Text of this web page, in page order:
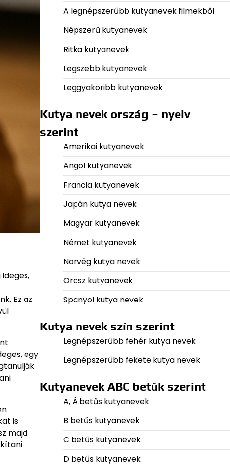
Ez az
egy
is
majd
A legnépszerűbb kutyanevek filmekből
Népszerű kutyanevek
Ritka kutyanevek
Legszebb kutyanevek
Leggyakoribb kutyanevek
Kutya nevek ország – nyelv
szerint
Amerikai kutyanevek
Angol kutyanevek
Francia kutyanevek
Japán kutya nevek
Magyar kutyanevek
Német kutyanevek
Norvég kutya nevek
Orosz kutyanevek
Spanyol kutya nevek
Kutya nevek szín szerint
Legnépszerűbb fehér kutya nevek
Legnépszerűbb fekete kutya nevek
Kutyanevek ABC betűk szerint
A, Á betűs kutyanevek
B betűs kutyanevek
C betűs kutyanevek
D betűs kutyanevek